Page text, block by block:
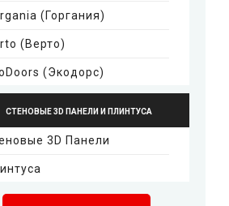
(Горгания)
(Верто)
(Экодорс)
(Неман)
Style (Новый Стиль)
СТЕНОВЫЕ 3D ПАНЕЛИ И ПЛИНТУСА
3D Панели